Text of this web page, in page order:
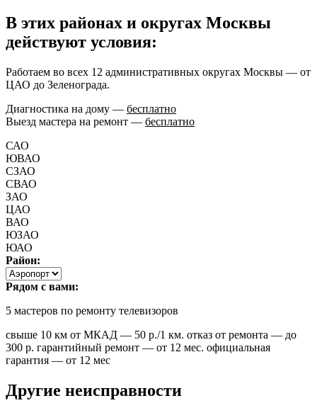
В этих районах и округах Москвы
действуют условия:
Работаем во всех 12 административных округах Москвы — от
ЦАО до Зеленограда.
Диагностика на дому — бесплатно
Выезд мастера на ремонт — бесплатно
САО
ЮВАО
СЗАО
СВАО
ЗАО
ЦАО
ВАО
ЮЗАО
ЮАО
Район:
Рядом с вами:
5 мастеров по ремонту телевизоров
свыше 10 км от МКАД — 50 р./1 км. отказ от ремонта — до
300 р. гарантийный ремонт — от 12 мес. официальная
гарантия — от 12 мес
Другие неисправности